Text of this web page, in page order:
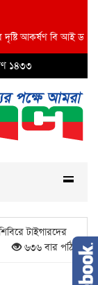
বি আই ডব্লুভিইউ-
১৪৩৩
টাইগারদের
৬৩৬ বার পঠিত